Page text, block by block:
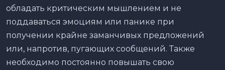
обладать критическим мышлением и не
поддаваться эмоциям или панике при
получении крайне заманчивых предложений
или, напротив, пугающих сообщений. Также
необходимо постоянно повышать свою